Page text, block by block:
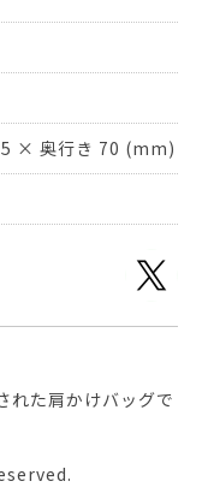
× 奥行き 70 (mm)
れた肩かけバッグで